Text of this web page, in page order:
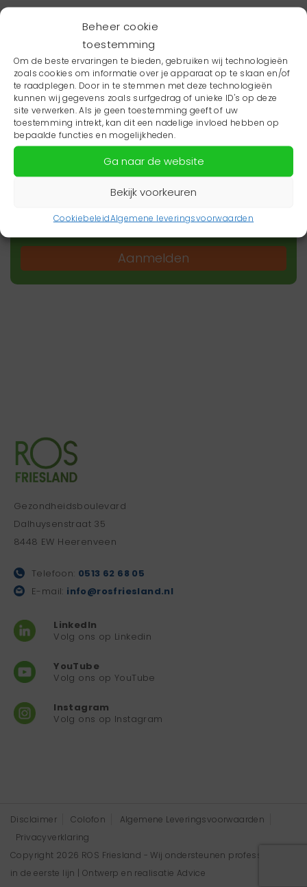
Beheer cookie
toestemming
Om de beste ervaringen te bieden, gebruiken wij technologieën
zoals cookies om informatie over je apparaat op te slaan en/of
te raadplegen. Door in te stemmen met deze technologieën
kunnen wij gegevens zoals surfgedrag of unieke ID's op deze
site verwerken. Als je geen toestemming geeft of uw
toestemming intrekt, kan dit een nadelige invloed hebben op
bepaalde functies en mogelijkheden.
Ga naar de website
Bekijk voorkeuren
CookiebeleidAlgemene leveringsvoorwaarden
Wil je niets missen?
Wil je op de hoogte blijven van het laatste
zorgnieuws in jouw regio? Schrijf je dan in voor
onze nieuwsbrief.
Aanmelden
Gezondheidsboulevard
Dalhuysenstraat 35
8448 EW Heerenveen
Telefoon: 0513 62 68 05
E-mail: info@rosfriesland.nl
LinkedIn
Volg ons op Linkedin
YouTube
Volg ons op YouTube
Instagram
Volg ons op Instagram
Disclaimer Colofon
Algemene Leveringsvoorwaarden
Privacyverklaring
Copyright 2026 ROS Friesland - Wij ondersteunen professionals
in de eerste lijn | Ontwerp en realisatie Advice